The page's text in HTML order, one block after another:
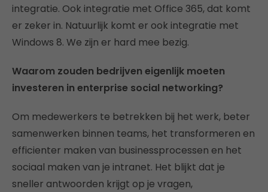
integratie. Ook integratie met Office 365, dat komt
er zeker in. Natuurlijk komt er ook integratie met
Windows 8. We zijn er hard mee bezig.
Waarom zouden bedrijven eigenlijk moeten
investeren in enterprise social networking?
Om medewerkers te betrekken bij het werk, beter
samenwerken binnen teams, het transformeren en
efficienter maken van businessprocessen en het
sociaal maken van je intranet. Het blijkt dat je
sneller antwoorden krijgt op je vragen,